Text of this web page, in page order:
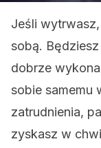
Jeśli
sobą.
dobrze
sobie samemu
zatrudnienia,
zyskasz w